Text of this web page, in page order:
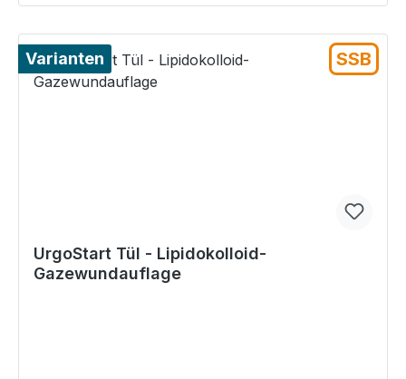
Varianten SSB
UrgoStart Tül - Lipidokolloid-
Gazewundauflage